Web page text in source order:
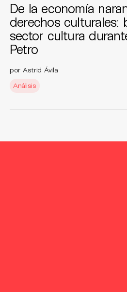
De la economía
derechos culturales:
sector cultura
Petro
por Astrid Ávila
Análisis